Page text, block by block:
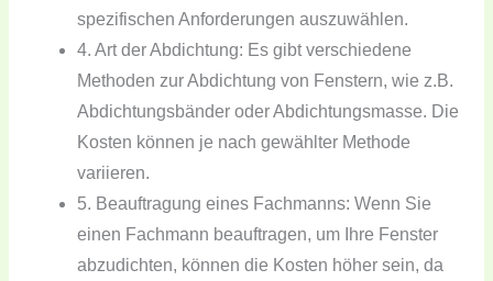
spezifischen Anforderungen auszuwählen.
4. Art der Abdichtung: Es gibt verschiedene
Methoden zur Abdichtung von Fenstern, wie z.B.
Abdichtungsbänder oder Abdichtungsmasse. Die
Kosten können je nach gewählter Methode
variieren.
5. Beauftragung eines Fachmanns: Wenn Sie
einen Fachmann beauftragen, um Ihre Fenster
abzudichten, können die Kosten höher sein, da